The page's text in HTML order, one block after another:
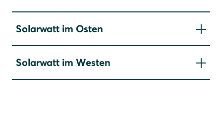
Solarwatt im Osten
Solarwatt Dresden
Solarwatt im Westen